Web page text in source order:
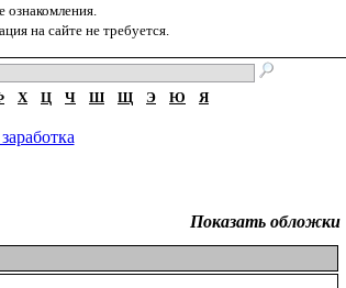
ознакомления.
на сайте не требуется.
Х Ц Ч Ш Щ Э Ю Я
Показать обложки